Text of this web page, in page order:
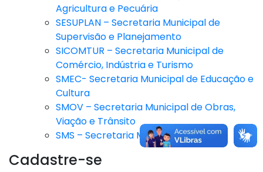
Agricultura e Pecuária
SESUPLAN – Secretaria Municipal de
Supervisão e Planejamento
SICOMTUR – Secretaria Municipal de
Comércio, Indústria e Turismo
SMEC- Secretaria Municipal de Educação e
Cultura
SMOV – Secretaria Municipal de Obras,
Viação e Trânsito
SMS – Secretaria Municipal de Saúde
Cadastre-se